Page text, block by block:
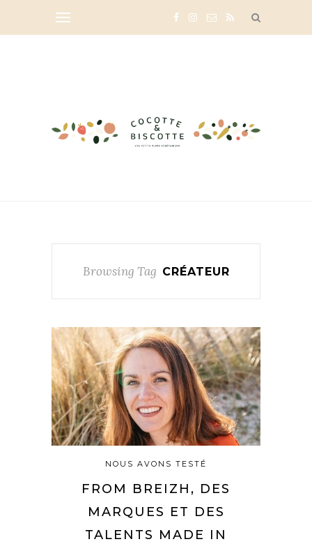
Browsing Tag CRÉATEUR
NOUS AVONS TESTÉ
FROM BREIZH, DES
MARQUES ET DES
TALENTS MADE IN